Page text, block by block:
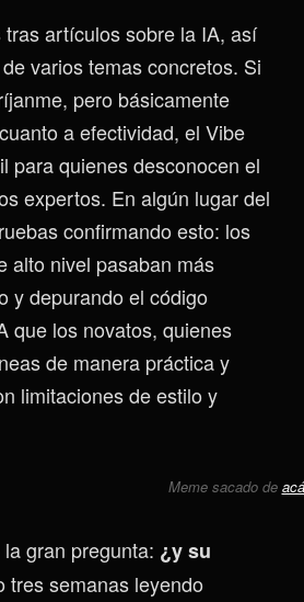
artículos sobre la IA, así
varios temas concretos. Si
pero básicamente
a efectividad, el Vibe
para quienes desconocen el
expertos. En algún lugar del
confirmando esto: los
alto nivel pasaban más
y depurando el código
que los novatos, quienes
de manera práctica y
limitaciones de estilo y
Meme sacado de
gran pregunta: ¿y su
tres semanas leyendo